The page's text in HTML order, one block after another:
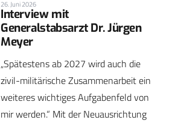
26. Juni 2026
Interview mit
Generalstabsarzt Dr. Jürgen
Meyer
„Spätestens ab 2027 wird auch die
zivil-militärische Zusammenarbeit ein
weiteres wichtiges Aufgabenfeld von
mir werden.“ Mit der Neuausrichtung